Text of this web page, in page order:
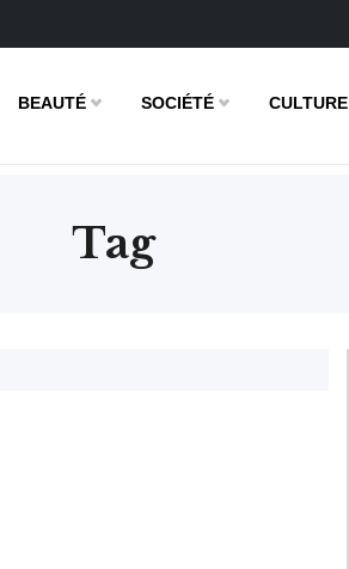
BEAUTÉ SOCIÉTÉ CULTURE
Tag